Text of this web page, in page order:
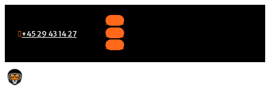
+45 29 43 14 27
Følg
Følg
Følg